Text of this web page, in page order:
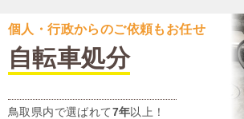
個人・行政からのご依頼もお任せ
自転車処分
鳥取県内で選ばれて7年以上！